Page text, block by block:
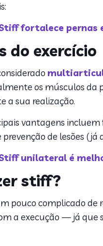
fortalece pernas
do exercício
os músculos da
a sua realização.
vantagens
de lesões
unilateral é
stiff?
pouco complicado
a execução — já que